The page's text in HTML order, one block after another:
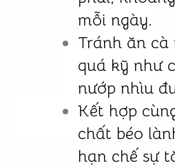
mỗi ngày.
Tránh ăn cà
quá kỹ như
nướp nhìu
Kết hợp
chất béo
hạn chế sự